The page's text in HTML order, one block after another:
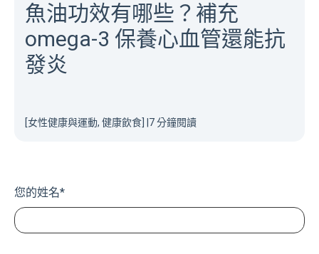
魚油功效有哪些？補充
omega-3 保養心血管還能抗
發炎
[女性健康與運動, 健康飲食] 7 分鐘閱讀
您的姓名*